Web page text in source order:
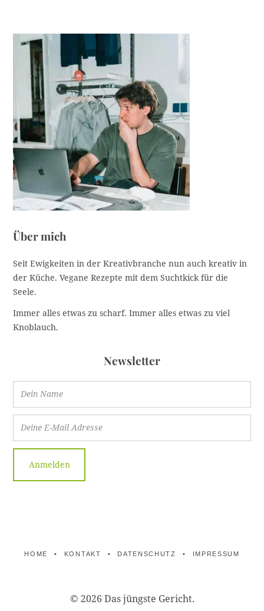
Über mich
Seit Ewigkeiten in der Kreativbranche nun auch kreativ in
der Küche. Vegane Rezepte mit dem Suchtkick für die
Seele.
Immer alles etwas zu scharf. Immer alles etwas zu viel
Knoblauch.
Newsletter
HOME KONTAKT DATENSCHUTZ IMPRESSUM
© 2026 Das jüngste Gericht.